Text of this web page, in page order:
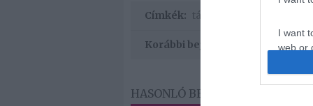
I want
web or
I want
Címkék: társkeresés
Korábbi bejegyzések
HASONLÓ BEJEGYZÉSEK